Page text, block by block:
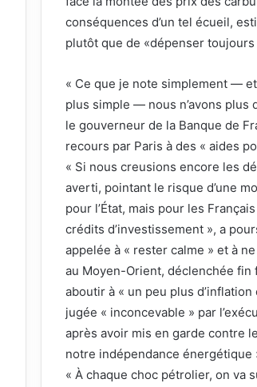
conséquences d’un tel écueil,
plutôt que de «dépenser
« Ce que je note simplement —
plus simple — nous n’avons plus
le gouverneur de la Banque de
recours par Paris à des « aides
« Si nous creusions encore les
averti, pointant le risque d’une
pour l’État, mais pour les
crédits d’investissement », a
appelée à « rester calme » et à
au Moyen-Orient, déclenchée fin
aboutir à « un peu plus
jugée « inconcevable » par
après avoir mis en garde contre
notre indépendance énergétique
« À chaque choc pétrolier, on va